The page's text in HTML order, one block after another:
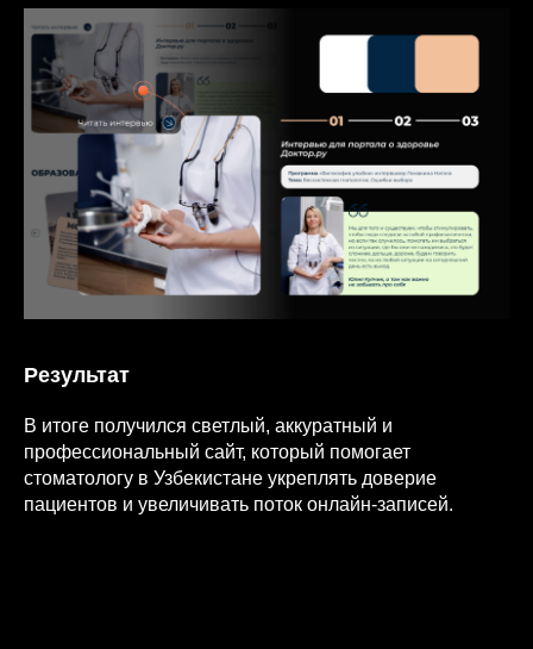
Результат
В итоге получился светлый, аккуратный и
профессиональный сайт, который помогает
стоматологу в Узбекистане укреплять доверие
пациентов и увеличивать поток онлайн-записей.